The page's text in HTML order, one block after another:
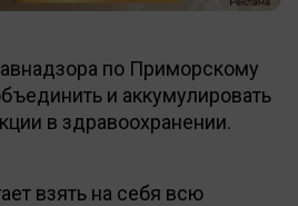
по Приморскому
и аккумулировать
в здравоохранении.
взять на себя всю